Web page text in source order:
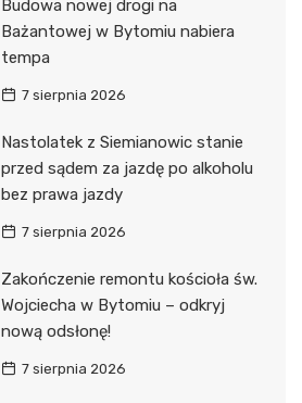
Budowa nowej drogi na
Bażantowej w Bytomiu nabiera
tempa
7 sierpnia 2026
Nastolatek z Siemianowic stanie
przed sądem za jazdę po alkoholu
bez prawa jazdy
7 sierpnia 2026
Zakończenie remontu kościoła św.
Wojciecha w Bytomiu – odkryj
nową odsłonę!
7 sierpnia 2026